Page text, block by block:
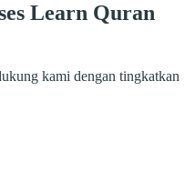
Learn Quran
kami dengan tingkatkan